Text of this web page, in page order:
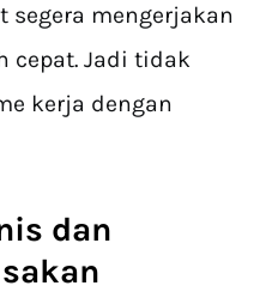
segera mengerjakan
cepat. Jadi tidak
kerja dengan
dan